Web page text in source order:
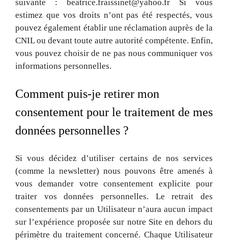
suivante : beatrice.fraissinet@yahoo.fr Si vous
estimez que vos droits n’ont pas été respectés, vous
pouvez également établir une réclamation auprès de la
CNIL ou devant toute autre autorité compétente. Enfin,
vous pouvez choisir de ne pas nous communiquer vos
informations personnelles.
Comment puis-je retirer mon
consentement pour le traitement de mes
données personnelles ?
Si vous décidez d’utiliser certains de nos services
(comme la newsletter) nous pouvons être amenés à
vous demander votre consentement explicite pour
traiter vos données personnelles. Le retrait des
consentements par un Utilisateur n’aura aucun impact
sur l’expérience proposée sur notre Site en dehors du
périmètre du traitement concerné. Chaque Utilisateur